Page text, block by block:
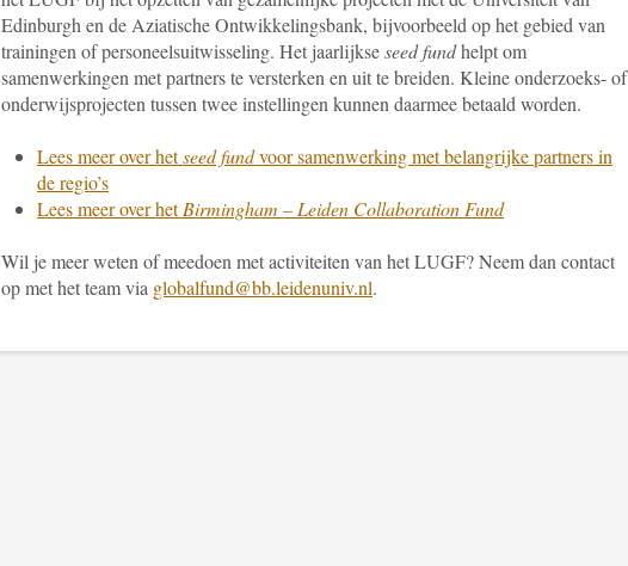
Edinburgh en de Aziatische Ontwikkelingsbank, bijvoorbeeld op het gebied van
trainingen of personeelsuitwisseling. Het jaarlijkseseed fundhelpt om
samenwerkingen met partners te versterken en uit te breiden. Kleine onderzoeks- of
onderwijsprojecten tussen twee instellingen kunnen daarmee betaald worden.
Lees meer over hetseed fundvoor samenwerking met belangrijke partners in
de regio’s
Lees meer over hetBirmingham – Leiden Collaboration Fund
Wil je meer weten of meedoen met activiteiten van het LUGF? Neem dan contact
op met het team via globalfund@bb.leidenuniv.nl.